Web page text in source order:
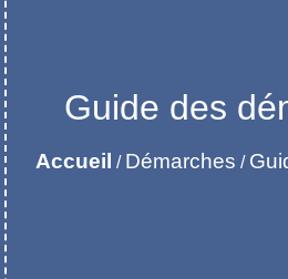
Guide des
Accueil / Démarches /